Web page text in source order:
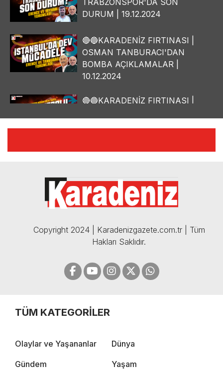
TRABZONSPOR'DA SON
DURUM | 19.12.2024
🔴🔵KARADENİZ FIRTINASI |
OSMAN TANBURACI'DAN
BOMBA AÇIKLAMALAR |
10.12.2024
🔴🔵KARADENİZ FIRTINASI |
🔴🔵KARADENİZ FIRTINASI |
05.12.2024
Copyright 2024 | Karadenizgazete.com.tr | Tüm
Hakları Saklıdır.
TÜM KATEGORİLER
Olaylar ve Yaşananlar Dünya
Gündem Yaşam